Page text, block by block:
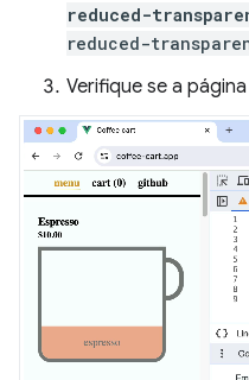
reduced-
reduced-
Verifique se a